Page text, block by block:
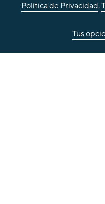
Política de Privacidad.
Tus